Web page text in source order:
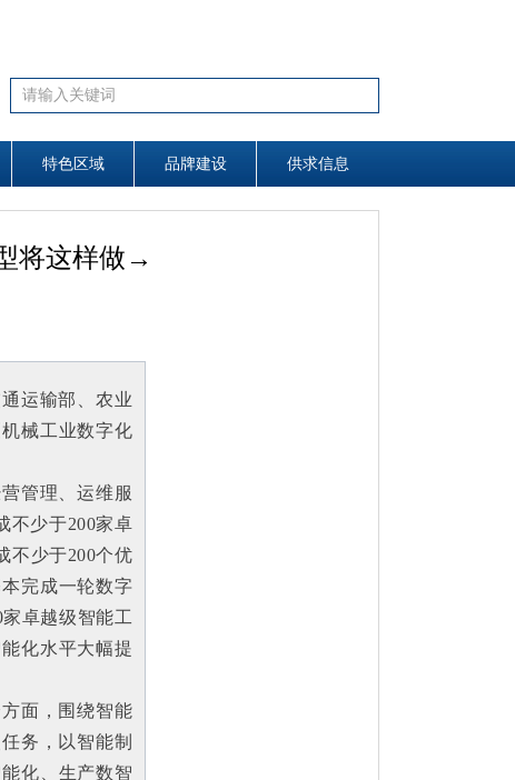
特色区域 品牌建设 供求信息
特色区域 品牌建设 供求信息
将这样做→
运输部、农业
械工业数字化
管理、运维服
不少于200家卓
不少于200个优
完成一轮数字
卓越级智能工
化水平大幅提
面，围绕智能
务，以智能制
化、生产数智